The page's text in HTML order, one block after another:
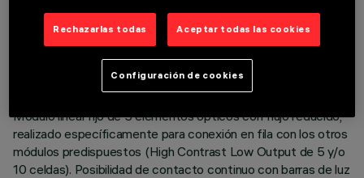
DATOS TÉCNICOS
ÚLTIMA ACTUALIZACIÓN: 03/08/2026
Módulo lineal fijo de 5 elementos ópticos con flujo reducido,
realizado específicamente para conexión en fila con los otros
módulos predispuestos (High Contrast Low Output de 5 y/o
10 celdas). Posibilidad de contacto continuo con barras de luz
Rechazarlas todas Aceptar todas las cookies
Configuración de cookies